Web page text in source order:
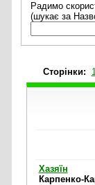
Радимо
(шукає за
Cторінки:
Хазяїн
Карпенко-